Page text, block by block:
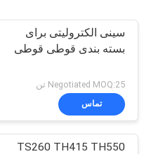
سینی الکترولیتی برای
بسته بندی قوطی قوطی
Negotiated MOQ:25 تن
تماس
TS260 TH415 TH550